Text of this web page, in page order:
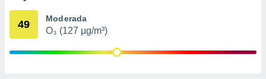
através
49 Moderada
O₃ (127 µg/m³)